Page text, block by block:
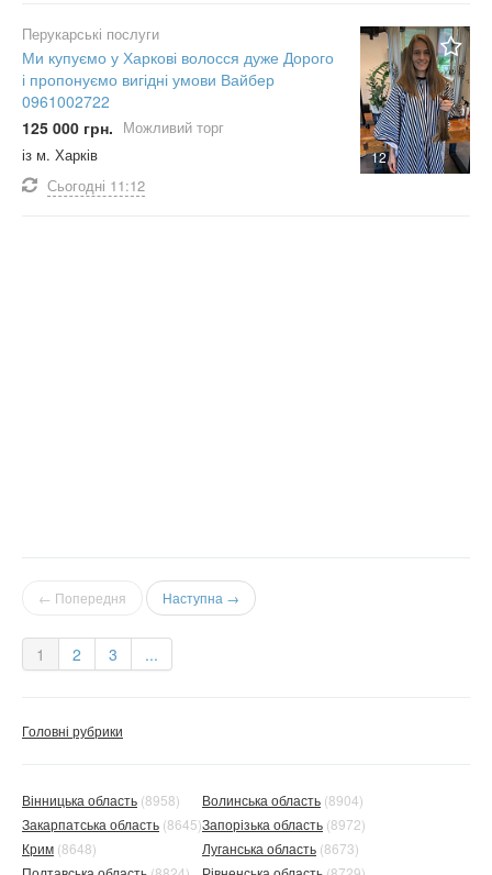
12
Перукарські послуги
Ми купуємо у Харкові волосся дуже Дорого
і пропонуємо вигідні умови Вайбер
0961002722
125 000 грн. Можливий торг
із м. Харків
Сьогодні 11:12
← Попередня Наступна →
1 2 3 ...
Головні рубрики
Вінницька область (8958)
Закарпатська область (8645)
Крим (8648)
Волинська область (8904)
Запорізька область (8972)
Луганська область (8673)